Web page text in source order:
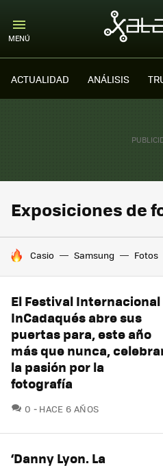
MENÚ
ACTUALIDAD ANÁLISIS
Exposiciones de
HOY SE HABLA DE
Casio Samsung Fotos
El Festival Internacional
InCadaqués abre sus
puertas para, este año
más que nunca,
la pasión por la
fotografía
0 COMENTARIOS
HACE 6 AÑOS
‘Danny Lyon. La